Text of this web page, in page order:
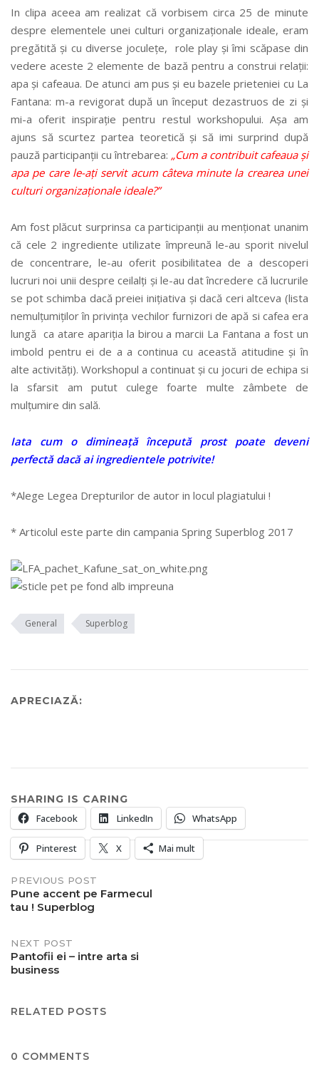
In clipa aceea am realizat că vorbisem circa 25 de minute
despre elementele unei culturi organizaționale ideale, eram
pregătită și cu diverse joculețe, role play și îmi scăpase din
vedere aceste 2 elemente de bază pentru a construi relații:
apa și cafeaua. De atunci am pus și eu bazele prieteniei cu La
Fantana: m-a revigorat după un început dezastruos de zi și
mi-a oferit inspirație pentru restul workshopului. Așa am
ajuns să scurtez partea teoretică și să imi surprind după
pauză participanții cu întrebarea: „Cum a contribuit cafeaua și
apa pe care le-ați servit acum câteva minute la crearea unei
culturi organizaționale ideale?”
Am fost plăcut surprinsa ca participanții au menționat unanim
că cele 2 ingrediente utilizate împreună le-au sporit nivelul
de concentrare, le-au oferit posibilitatea de a descoperi
lucruri noi unii despre ceilalți și le-au dat încredere că lucrurile
se pot schimba dacă preiei inițiativa și dacă ceri altceva (lista
nemulțumiților în privința vechilor furnizori de apă si cafea era
lungă ca atare apariția la birou a marcii La Fantana a fost un
imbold pentru ei de a a continua cu această atitudine și în
alte activități). Workshopul a continuat și cu jocuri de echipa si
la sfarsit am putut culege foarte multe zâmbete de
mulțumire din sală.
Iata cum o dimineață începută prost poate deveni
perfectă dacă ai ingredientele potrivite!
*Alege Legea Drepturilor de autor in locul plagiatului !
* Articolul este parte din campania Spring Superblog 2017
General Superblog
APRECIAZĂ:
SHARING IS CARING
Facebook
LinkedIn WhatsApp
Pinterest X Mai mult
Post
navigation
PREVIOUS POST
Pune accent pe Farmecul
tau ! Superblog
NEXT POST
Pantofii ei – intre arta si
business
RELATED POSTS
0 COMMENTS